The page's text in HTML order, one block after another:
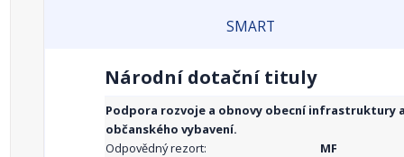
SMART
Národní dotační tituly
Podpora rozvoje a obnovy obecní infrastruktury
občanského vybavení.
Odpovědný rezort:
MF